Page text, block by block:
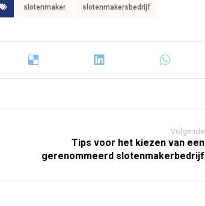
slotenmaker slotenmakersbedrijf
Volgende
Tips voor het kiezen van een
gerenommeerd slotenmakerbedrijf